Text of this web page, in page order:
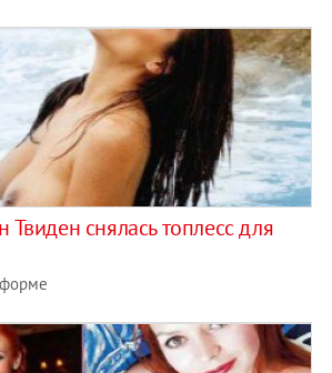
Твиден снялась топлесс для